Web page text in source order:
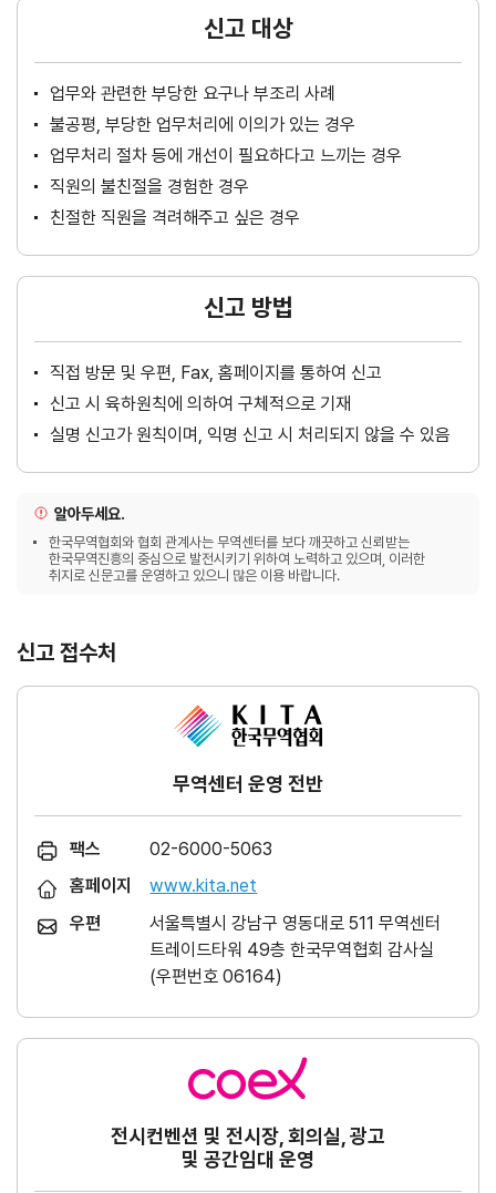
신고 대상
업무와 관련한 부당한 요구나 부조리 사례
불공평, 부당한 업무처리에 이의가 있는 경우
업무처리 절차 등에 개선이 필요하다고 느끼는 경우
직원의 불친절을 경험한 경우
친절한 직원을 격려해주고 싶은 경우
신고 방법
직접 방문 및 우편, Fax, 홈페이지를 통하여 신고
신고 시 육하원칙에 의하여 구체적으로 기재
실명 신고가 원칙이며, 익명 신고 시 처리되지 않을 수 있음
알아두세요.
한국무역협회와 협회 관계사는 무역센터를 보다 깨끗하고 신뢰받는
한국무역진흥의 중심으로 발전시키기 위하여 노력하고 있으며, 이러한
취지로 신문고를 운영하고 있으니 많은 이용 바랍니다.
신고 접수처
무역센터 운영 전반
팩스
02-6000-5063
홈페이지
www.kita.net
우편
서울특별시 강남구 영동대로 511 무역센터
트레이드타워 49층 한국무역협회 감사실
(우편번호 06164)
전시컨벤션 및 전시장, 회의실, 광고
및 공간임대 운영